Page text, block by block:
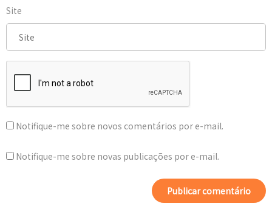
Site
Notifique-me sobre novos comentários por e-mail.
Notifique-me sobre novas publicações por e-mail.